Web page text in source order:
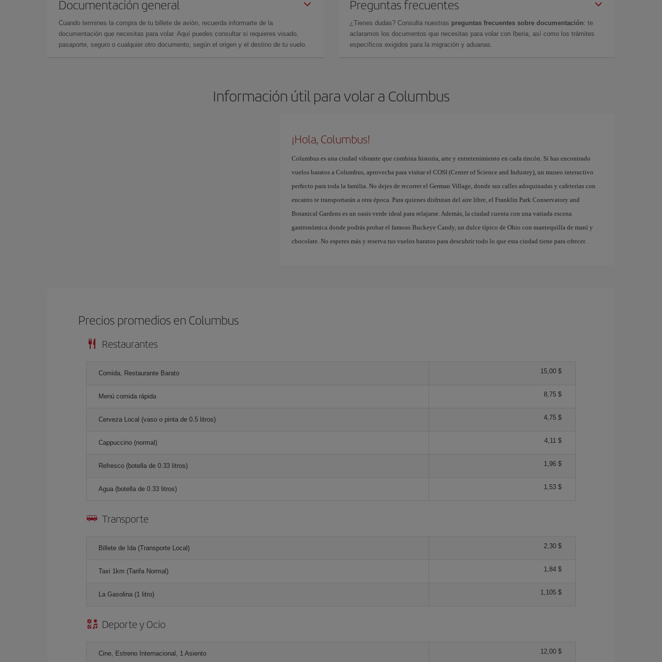
Documentación general
Cuando termines la compra de tu billete de avión, recuerda informarte de la
documentación que necesitas para volar. Aquí puedes consultar si requieres visado,
pasaporte, seguro o cualquier otro documento, según el origen y el destino de tu vuelo.
Preguntas frecuentes
¿Tienes dudas? Consulta nuestras preguntas frecuentes sobre documentación: te
aclaramos los documentos que necesitas para volar con Iberia, así como los trámites
específicos exigidos para la migración y aduanas.
Información útil para volar a Columbus
¡Hola, Columbus!
Columbus es una ciudad vibrante que combina historia, arte y entretenimiento en cada rincón. Si has encontrado
vuelos baratos a Columbus, aprovecha para visitar el COSI (Center of Science and Industry), un museo interactivo
perfecto para toda la familia. No dejes de recorrer el German Village, donde sus calles adoquinadas y cafeterías con
encanto te transportarán a otra época. Para quienes disfrutan del aire libre, el Franklin Park Conservatory and
Botanical Gardens es un oasis verde ideal para relajarse. Además, la ciudad cuenta con una variada escena
gastronómica donde podrás probar el famoso Buckeye Candy, un dulce típico de Ohio con mantequilla de maní y
chocolate. No esperes más y reserva tus vuelos baratos para descubrir todo lo que esta ciudad tiene para ofrecer.
Precios promedios en Columbus
Restaurantes
Comida, Restaurante Barato 15,00 $
Menú comida rápida 8,75 $
Cerveza Local (vaso o pinta de 0.5 litros) 4,75 $
Cappuccino (normal) 4,11 $
Refresco (botella de 0.33 litros) 1,96 $
Agua (botella de 0.33 litros) 1,53 $
Transporte
Billete de Ida (Transporte Local) 2,30 $
Taxi 1km (Tarifa Normal) 1,84 $
La Gasolina (1 litro) 1,105 $
Deporte y Ocio
Cine, Estreno Internacional, 1 Asiento 12,00 $